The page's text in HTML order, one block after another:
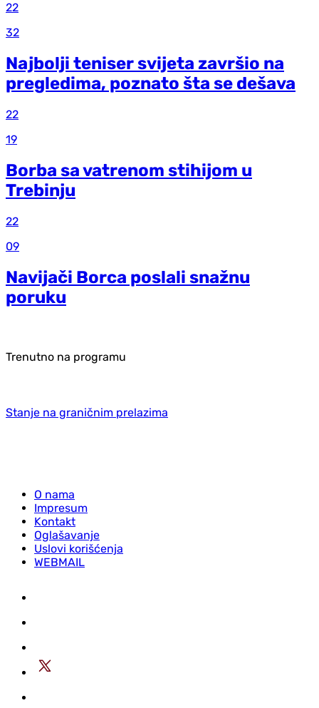
22
32
Najbolji teniser svijeta završio na
pregledima, poznato šta se dešava
22
19
Borba sa vatrenom stihijom u
Trebinju
22
09
Navijači Borca poslali snažnu
poruku
Trenutno na programu
Stanje na graničnim prelazima
O nama
Impresum
Kontakt
Oglašavanje
Uslovi korišćenja
WEBMAIL